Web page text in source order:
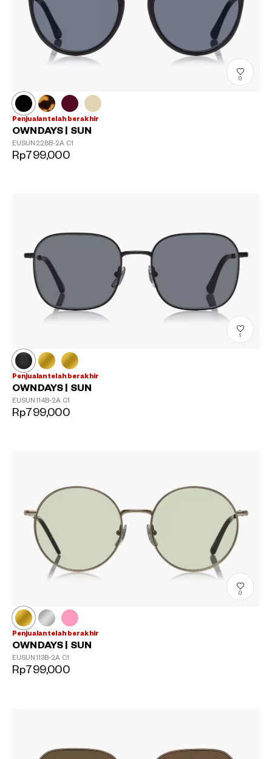
0
Penjualan telah berakhir
OWNDAYS | SUN
EUSUN228B-2A C1
Rp799,000
1
Penjualan telah berakhir
OWNDAYS | SUN
EUSUN114B-2A C1
Rp799,000
0
Penjualan telah berakhir
OWNDAYS | SUN
EUSUN113B-2A C1
Rp799,000